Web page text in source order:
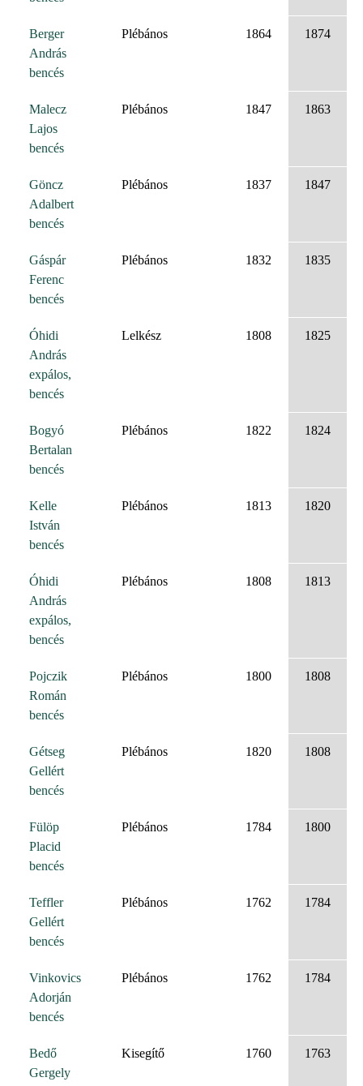
Berger
András
bencés
Plébános 1864 1874
Malecz
Lajos
bencés
Plébános 1847 1863
Göncz
Adalbert
bencés
Plébános 1837 1847
Gáspár
Ferenc
bencés
Plébános 1832 1835
Óhidi
András
expálos,
bencés
Lelkész 1808 1825
Bogyó
Bertalan
bencés
Plébános 1822 1824
Kelle
István
bencés
Plébános 1813 1820
Óhidi
András
expálos,
bencés
Plébános 1808 1813
Pojczik
Román
bencés
Plébános 1800 1808
Gétseg
Gellért
bencés
Plébános 1820 1808
Fülöp
Placid
bencés
Plébános 1784 1800
Teffler
Gellért
bencés
Plébános 1762 1784
Vinkovics
Adorján
bencés
Plébános 1762 1784
Bedő
Gergely
Kisegítő 1760 1763